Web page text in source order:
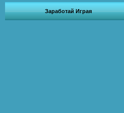
Заработай Играя